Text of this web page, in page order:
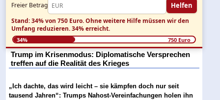
Freier Betrag Helfen
Stand: 34% von 750 Euro.Ohne weitere Hilfe müssen wir den
Umfang reduzieren.34% erreicht.
34% 750 Euro
Trump im Krisenmodus: Diplomatische Versprechen
treffen auf die Realität des Krieges
„Ich dachte, das wird leicht – sie kämpfen doch nur seit
tausend Jahren“: Trumps Nahost-Vereinfachungen holen ihn